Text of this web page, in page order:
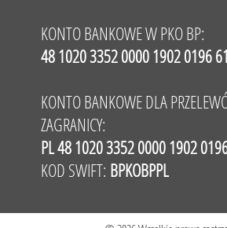
KONTO BANKOWE W PKO BP:
48 1020 3352 0000 1902 0196
KONTO BANKOWE DLA
ZAGRANICY:
PL 48 1020 3352 0000 1902
KOD SWIFT: BPKOBPPL